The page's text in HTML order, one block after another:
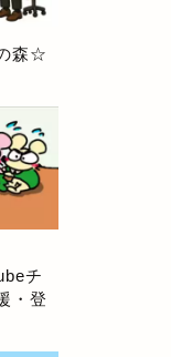
森☆
チ
・登